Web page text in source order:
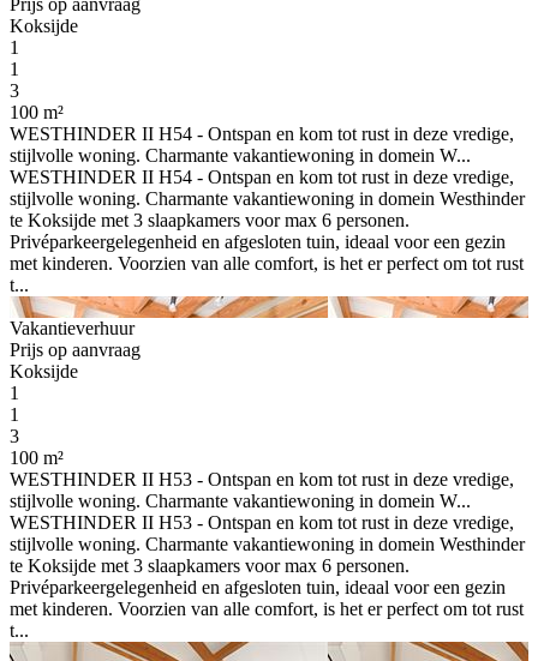
Koksijde
1
1
3
100 m²
WESTHINDER II H54 - Ontspan en kom tot rust in deze vredige,
stijlvolle woning. Charmante vakantiewoning in domein W...
WESTHINDER II H54 - Ontspan en kom tot rust in deze vredige,
stijlvolle woning. Charmante vakantiewoning in domein Westhinder
te Koksijde met 3 slaapkamers voor max 6 personen.
Privéparkeergelegenheid en afgesloten tuin, ideaal voor een gezin
met kinderen. Voorzien van alle comfort, is het er perfect om tot rust
t...
Vakantieverhuur
Prijs op aanvraag
Koksijde
1
1
3
100 m²
WESTHINDER II H53 - Ontspan en kom tot rust in deze vredige,
stijlvolle woning. Charmante vakantiewoning in domein W...
WESTHINDER II H53 - Ontspan en kom tot rust in deze vredige,
stijlvolle woning. Charmante vakantiewoning in domein Westhinder
te Koksijde met 3 slaapkamers voor max 6 personen.
Privéparkeergelegenheid en afgesloten tuin, ideaal voor een gezin
met kinderen. Voorzien van alle comfort, is het er perfect om tot rust
t...